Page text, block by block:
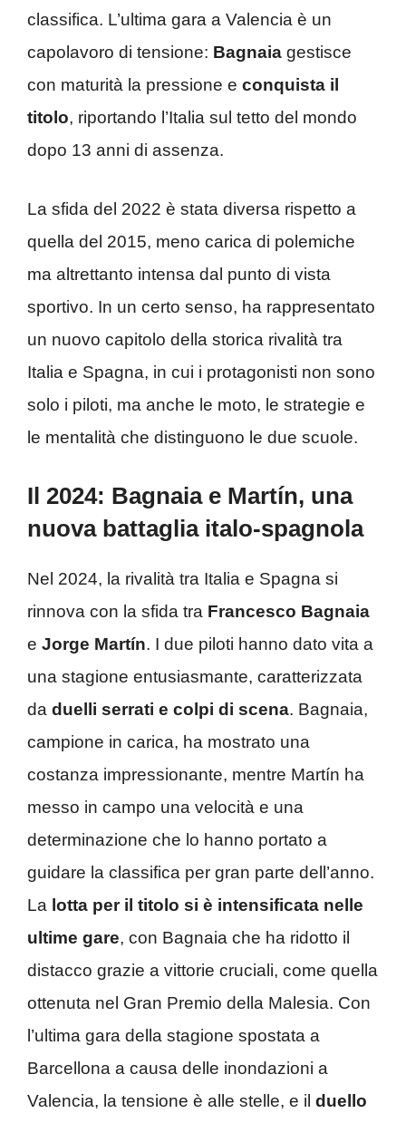
classifica. L’ultima gara a Valencia è un
capolavoro di tensione: Bagnaia gestisce
con maturità la pressione e conquista il
titolo, riportando l’Italia sul tetto del mondo
dopo 13 anni di assenza.
La sfida del 2022 è stata diversa rispetto a
quella del 2015, meno carica di polemiche
ma altrettanto intensa dal punto di vista
sportivo. In un certo senso, ha rappresentato
un nuovo capitolo della storica rivalità tra
Italia e Spagna, in cui i protagonisti non sono
solo i piloti, ma anche le moto, le strategie e
le mentalità che distinguono le due scuole.
Il 2024: Bagnaia e Martín, una
nuova battaglia italo-spagnola
Nel 2024, la rivalità tra Italia e Spagna si
rinnova con la sfida tra Francesco Bagnaia
e Jorge Martín. I due piloti hanno dato vita a
una stagione entusiasmante, caratterizzata
da duelli serrati e colpi di scena. Bagnaia,
campione in carica, ha mostrato una
costanza impressionante, mentre Martín ha
messo in campo una velocità e una
determinazione che lo hanno portato a
guidare la classifica per gran parte dell’anno.
La lotta per il titolo si è intensificata nelle
ultime gare, con Bagnaia che ha ridotto il
distacco grazie a vittorie cruciali, come quella
ottenuta nel Gran Premio della Malesia. Con
l’ultima gara della stagione spostata a
Barcellona a causa delle inondazioni a
Valencia, la tensione è alle stelle, e il duello